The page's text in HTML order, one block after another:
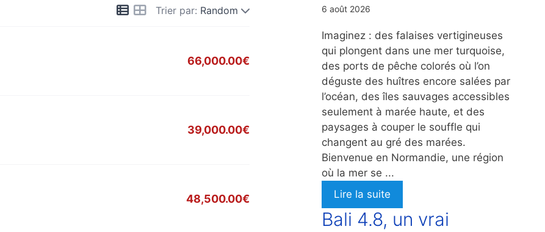
Trier par: Random
66,000.00€
39,000.00€
48,500.00€
6 août 2026
Imaginez : des falaises vertigineuses
qui plongent dans une mer turquoise,
des ports de pêche colorés où l’on
déguste des huîtres encore salées par
l’océan, des îles sauvages accessibles
seulement à marée haute, et des
paysages à couper le souffle qui
changent au gré des marées.
Bienvenue en Normandie, une région
où la mer se ...
Lire la suite
Bali 4.8, un vrai